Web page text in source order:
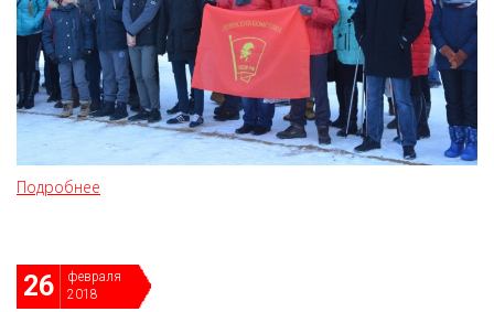
Подробнее
26
февраля
2018